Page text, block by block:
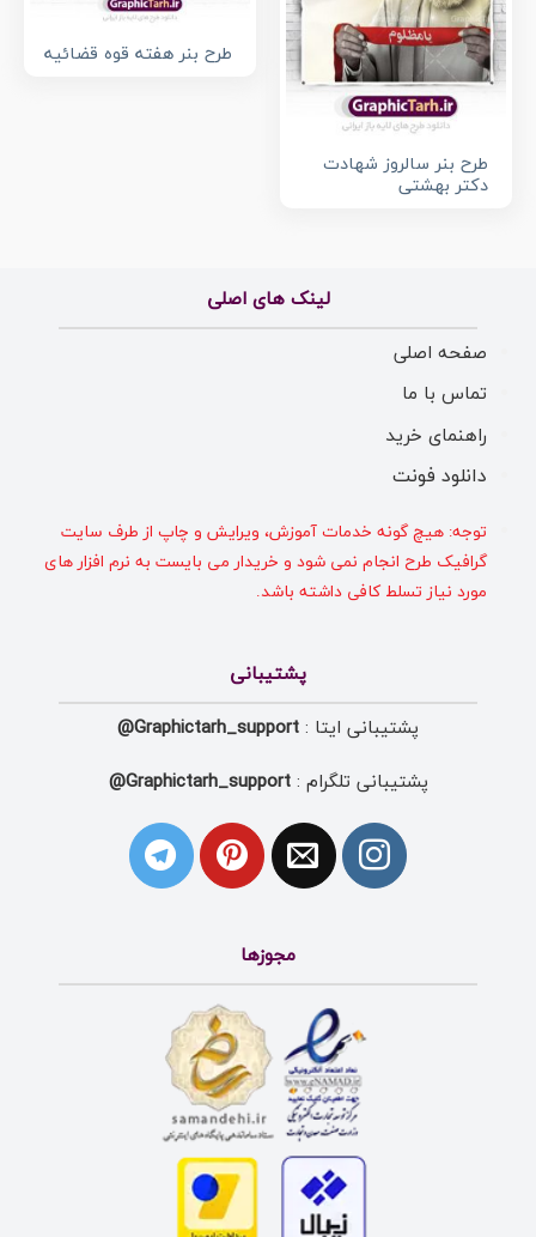
طرح بنر سالروز شهادت
دکتر بهشتی
طرح بنر هفته قوه قضائیه
لینک های اصلی
صفحه اصلی
تماس با ما
راهنمای خرید
دانلود فونت
توجه: هیچ گونه خدمات آموزش، ویرایش و چاپ از طرف سایت
گرافیک طرح انجام نمی شود و خریدار می بایست به نرم افزار های
مورد نیاز تسلط کافی داشته باشد.
پشتیبانی
پشتیبانی ایتا : Graphictarh_support@
پشتیبانی تلگرام :Graphictarh_support@
مجوزها